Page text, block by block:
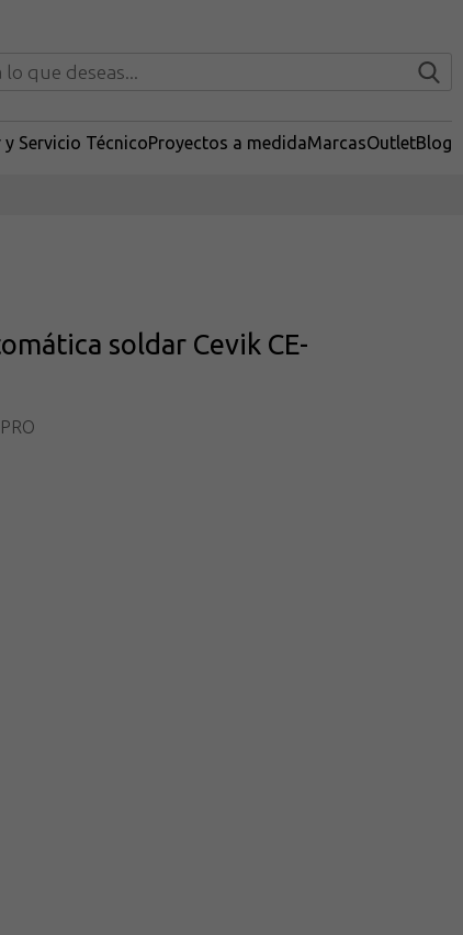
y Servicio TécnicoProyectos a medidaMarcasOutletBlog
soldar Cevik CE-